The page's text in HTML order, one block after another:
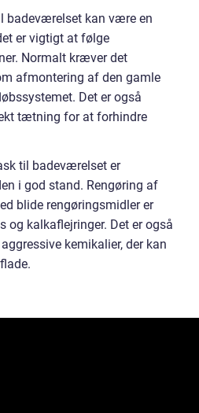
badeværelset kan være en
er vigtigt at følge
Normalt kræver det
afmontering af den gamle
Det er også
tætning for at forhindre
til badeværelset er
i god stand. Rengøring af
blide rengøringsmidler er
og kalkaflejringer. Det er også
kemikalier, der kan